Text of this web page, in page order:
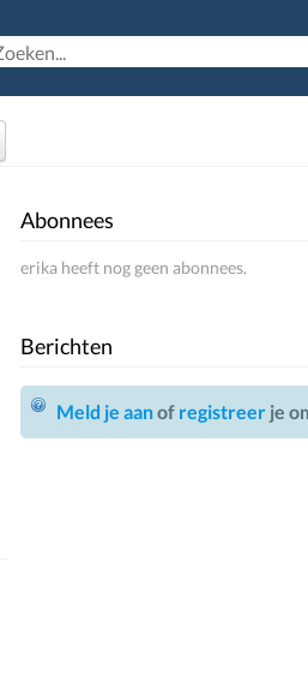
Abonnees
erika heeft nog geen abonnees.
Berichten
Meld je aanof registreerje